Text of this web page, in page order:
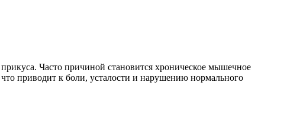
Часто причиной становится хроническое мышечное
приводит к боли, усталости и нарушению нормального